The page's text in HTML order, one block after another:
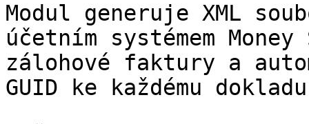
Modul generuje XML
účetním systémem
zálohové faktury a
GUID ke každému